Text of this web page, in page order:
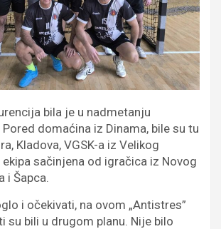
bila je u nadmetanju
domaćina iz Dinama, bile su tu
Kladova, VGSK-a iz Velikog
ekipa sačinjena od igračica iz Novog
i Šapca.
i očekivati, na ovom „Antistres”
su bili u drugom planu. Nije bilo